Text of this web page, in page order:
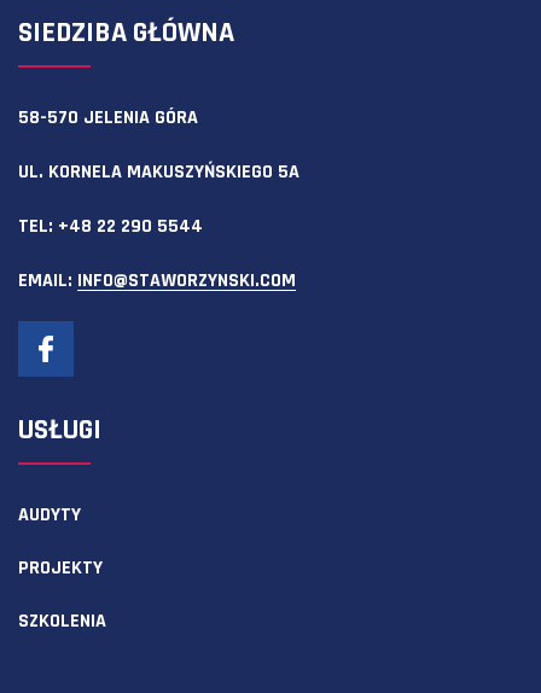
SIEDZIBA GŁÓWNA
58-570 JELENIA GÓRA
UL. KORNELA MAKUSZYŃSKIEGO 5A
TEL: +48 22 290 5544
EMAIL: INFO@STAWORZYNSKI.COM
USŁUGI
AUDYTY
PROJEKTY
SZKOLENIA